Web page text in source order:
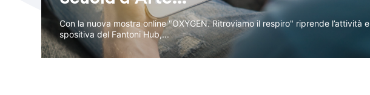
Con la nuova mostra online "OXYGEN. Ritroviamo il respiro" riprende l’attività e
spositiva del Fantoni Hub,...